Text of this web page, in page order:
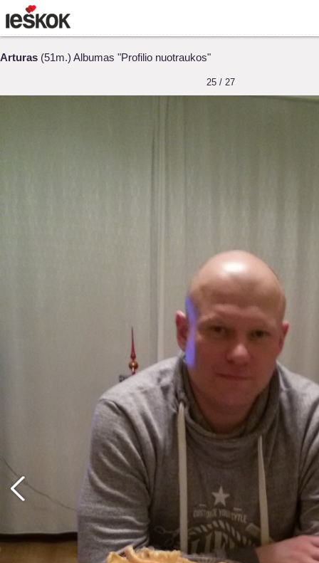
Arturas (51m.) Albumas "Profilio nuotraukos"
25 / 27